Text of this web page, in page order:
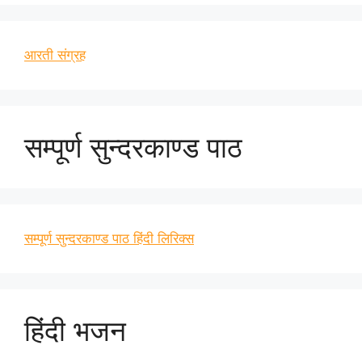
आरती संग्रह
सम्पूर्ण सुन्दरकाण्ड पाठ
सम्पूर्ण सुन्दरकाण्ड पाठ हिंदी लिरिक्स
हिंदी भजन